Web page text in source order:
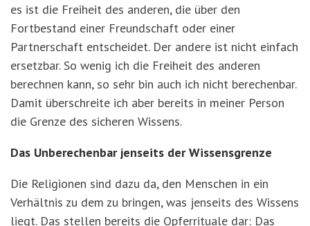
es ist die Freiheit des anderen, die über den
Fortbestand einer Freundschaft oder einer
Partnerschaft entscheidet. Der andere ist nicht einfach
ersetzbar. So wenig ich die Freiheit des anderen
berechnen kann, so sehr bin auch ich nicht berechenbar.
Damit überschreite ich aber bereits in meiner Person
die Grenze des sicheren Wissens.
Das Unberechenbar jenseits der Wissensgrenze
Die Religionen sind dazu da, den Menschen in ein
Verhältnis zu dem zu bringen, was jenseits des Wissens
liegt. Das stellen bereits die Opferrituale dar: Das